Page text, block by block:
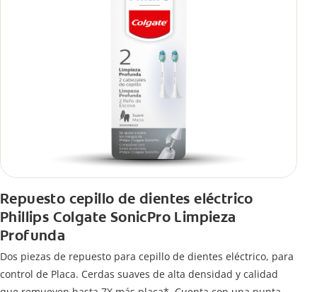
Repuesto cepillo de dientes eléctrico
Phillips Colgate SonicPro Limpieza
Profunda
Dos piezas de repuesto para cepillo de dientes eléctrico, para
control de Placa. Cerdas suaves de alta densidad y calidad